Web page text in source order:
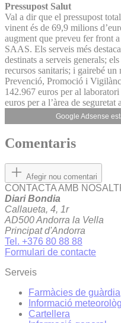
Pressupost Salut
Val a dir que el pressupost
vinent és de 69,9 milions
augment que preveu fer front
SAAS. Els serveis més
destinats a serveis generals;
recursos sanitaris; i gairebé un
Prevenció, Promoció i
142.967 euros per al
euros per a l’àrea de
Google Adsense
Comentaris
Afegir nou comentari
CONTACTA AMB
Diari Bondia
Callaueta, 4, 1r
AD500 Andorra la Vella
Principat d'Andorra
Tel. +376 80 88 88
Formulari de contacte
Serveis
Farmàcies de guàrdia
Informació
Cartellera